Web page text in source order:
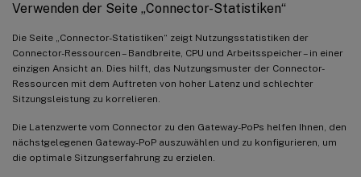
Verwenden der Seite „Connector-Statistiken“
Die Seite „Connector-Statistiken“ zeigt Nutzungsstatistiken der
Connector-Ressourcen – Bandbreite, CPU und Arbeitsspeicher – in einer
einzigen Ansicht an. Dies hilft, das Nutzungsmuster der Connector-
Ressourcen mit dem Auftreten von hoher Latenz und schlechter
Sitzungsleistung zu korrelieren.
Die Latenzwerte vom Connector zu den Gateway-PoPs helfen Ihnen, den
nächstgelegenen Gateway-PoP auszuwählen und zu konfigurieren, um
die optimale Sitzungserfahrung zu erzielen.